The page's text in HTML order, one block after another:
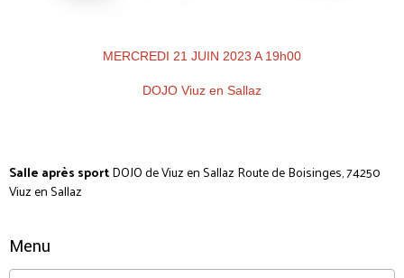
MERCREDI 21 JUIN 2023 A 19h00
DOJO Viuz en Sallaz
Salle après sportDOJO de Viuz en Sallaz Route de Boisinges, 74250
Viuz en Sallaz
Menu